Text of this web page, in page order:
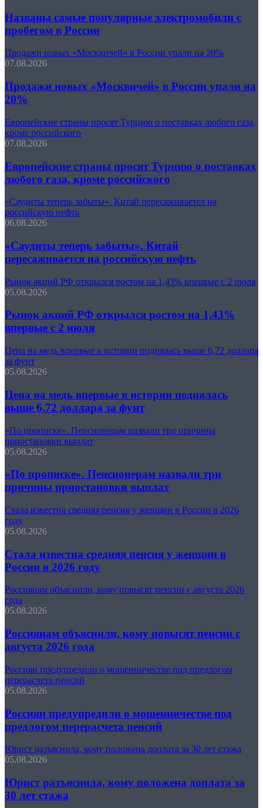
Названы самые популярные электромобили с
пробегом в России
Продажи новых «Москвичей» в России упали на 20%
07.08.2026
Продажи новых «Москвичей» в России упали на
20%
Европейские страны просят Турцию о поставках любого газа,
кроме российского
07.08.2026
Европейские страны просят Турцию о поставках
любого газа, кроме российского
«Саудиты теперь забыты». Китай пересаживается на
российскую нефть
06.08.2026
«Саудиты теперь забыты». Китай
пересаживается на российскую нефть
Рынок акций РФ открылся ростом на 1,43% впервые с 2 июля
05.08.2026
Рынок акций РФ открылся ростом на 1,43%
впервые с 2 июля
Цена на медь впервые в истории поднялась выше 6,72 доллара
за фунт
05.08.2026
Цена на медь впервые в истории поднялась
выше 6,72 доллара за фунт
«По прописке». Пенсионерам назвали три причины
приостановки выплат
05.08.2026
«По прописке». Пенсионерам назвали три
причины приостановки выплат
Стала известна средняя пенсия у женщин в России в 2026
году
05.08.2026
Стала известна средняя пенсия у женщин в
России в 2026 году
Россиянам объяснили, кому повысят пенсии с августа 2026
года
05.08.2026
Россиянам объяснили, кому повысят пенсии с
августа 2026 года
Россиян предупредили о мошенничестве под предлогом
перерасчета пенсий
05.08.2026
Россиян предупредили о мошенничестве под
предлогом перерасчета пенсий
Юрист разъяснила, кому положена доплата за 30 лет стажа
05.08.2026
Юрист разъяснила, кому положена доплата за
30 лет стажа